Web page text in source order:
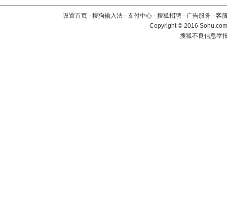
设置首页 - 搜狗输入法 - 支付中心 - 搜狐招聘 - 广告服务 - 客
Copyright©2016
搜狐不良信息举